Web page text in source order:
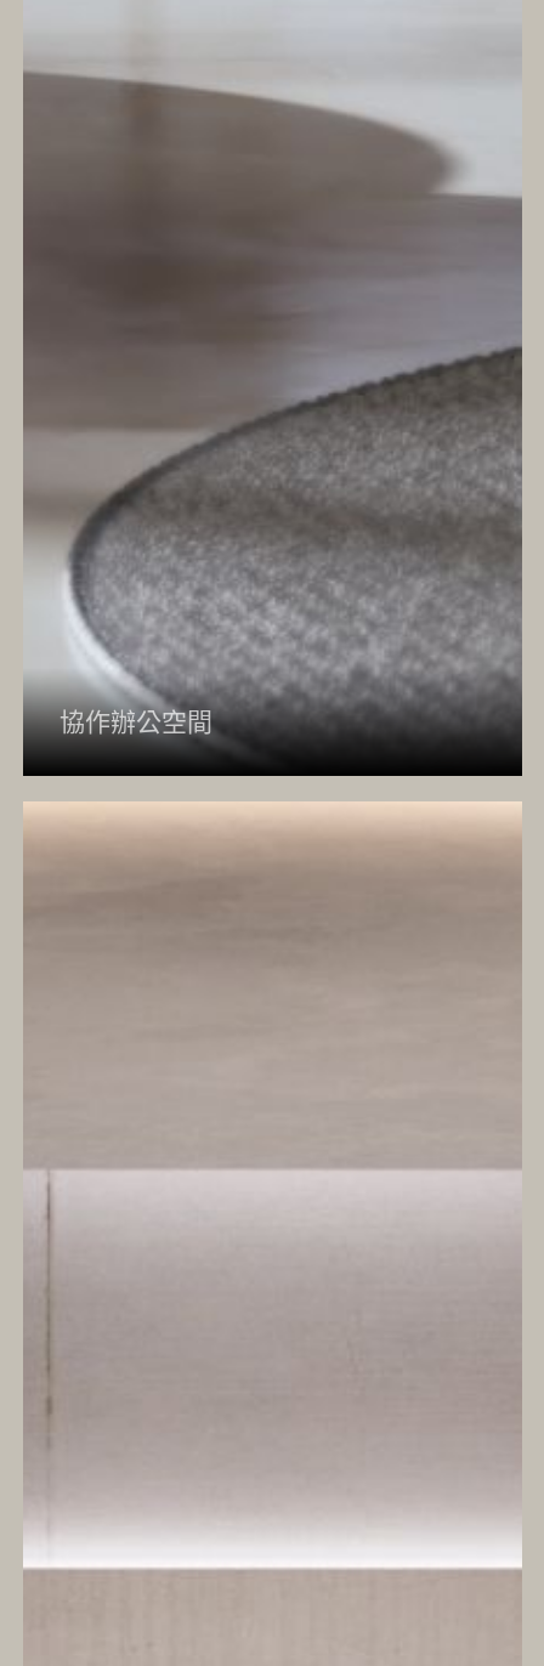
協作辦公空間